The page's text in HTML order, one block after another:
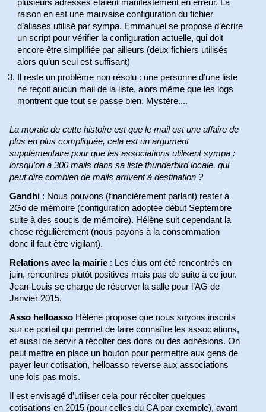
plusieurs adresses étaient manifestement en erreur. La
raison en est une mauvaise configuration du fichier
d’aliases utilisé par sympa. Emmanuel se propose d’écrire
un script pour vérifier la configuration actuelle, qui doit
encore être simplifiée par ailleurs (deux fichiers utilisés
alors qu’un seul est suffisant)
Il reste un problème non résolu : une personne d’une liste
ne reçoit aucun mail de la liste, alors même que les logs
montrent que tout se passe bien. Mystère....
La morale de cette histoire est que le mail est une affaire de
plus en plus compliquée, cela est un argument
supplémentaire pour que les associations utilisent sympa :
lorsqu’on a 300 mails dans sa liste thunderbird locale, qui
peut dire combien de mails arrivent à destination ?
Gandhi : Nous pouvons (financièrement parlant) rester à
2Go de mémoire (configuration adoptée début Septembre
suite à des soucis de mémoire). Hélène suit cependant la
chose régulièrement (nous payons à la consommation
donc il faut être vigilant).
Relations avec la mairie : Les élus ont été rencontrés en
juin, rencontres plutôt positives mais pas de suite à ce jour.
Jean-Louis se charge de réserver la salle pour l’AG de
Janvier 2015.
Asso helloasso Hélène propose que nous soyons inscrits
sur ce portail qui permet de faire connaître les associations,
et aussi de servir à récolter des dons ou des adhésions. On
peut mettre en place un bouton pour permettre aux gens de
payer leur cotisation, helloasso reverse aux associations
une fois pas mois.
Il est envisagé d’utiliser cela pour récolter quelques
cotisations en 2015 (pour celles du CA par exemple), avant